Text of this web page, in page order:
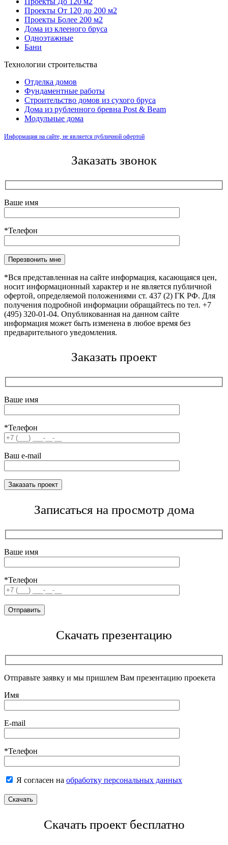
Проекты От 120 до 200 м2
Проекты Более 200 м2
Дома из клееного бруса
Одноэтажные
Бани
Технологии строительства
Отделка домов
Фундаментные работы
Строительство домов из сухого бруса
Дома из рубленного бревна Post & Beam
Модульные дома
Информация на сайте, не является публичной офертой
Заказать звонок
Ваше имя
*Телефон
Оставьте это поле пустым.
*Вся представленная на сайте информация, касающаяся цен,
носит информационный характер и не является публичной
офертой, определяемой положениями ст. 437 (2) ГК РФ. Для
получения подробной информации обращайтесь по тел. +7
(495) 320-01-04. Опубликованная на данном сайте
информация может быть изменена в любое время без
предварительного уведомления.
Заказать проект
Ваше имя
*Телефон
Ваш e-mail
Записаться на просмотр дома
Ваше имя
*Телефон
Скачать презентацию
Отправьте заявку и мы пришлем Вам презентацию проекета
Имя
E-mail
*Телефон
Я согласен на обработку персональных данных
Скачать проект бесплатно